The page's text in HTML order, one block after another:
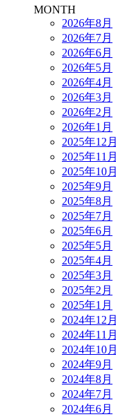
MONTH
2026年8月
2026年7月
2026年6月
2026年5月
2026年4月
2026年3月
2026年2月
2026年1月
2025年12月
2025年11月
2025年10月
2025年9月
2025年8月
2025年7月
2025年6月
2025年5月
2025年4月
2025年3月
2025年2月
2025年1月
2024年12月
2024年11月
2024年10月
2024年9月
2024年8月
2024年7月
2024年6月